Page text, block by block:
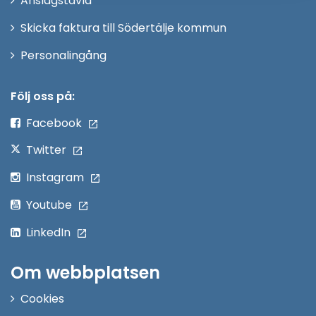
Skicka faktura till Södertälje kommun
PersonalingångÖppna
Följ oss på:
Facebook
Twitter
Instagram
Youtube
LinkedIn
Om webbplatsen
Cookies